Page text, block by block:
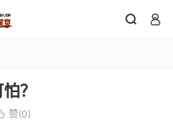
 
？
赞(0)